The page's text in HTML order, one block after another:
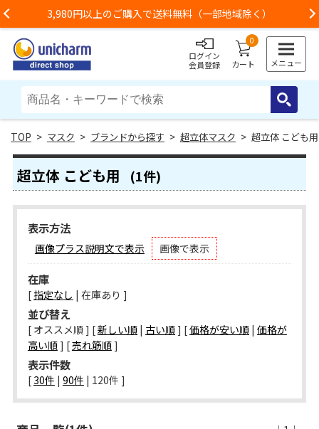
Previous3,980円以上のご購入で送料無料（一部地域除く）
ログイン
会員登録
0
カート メニュー
> マスク > ブランドから探す > 超立体マスク > 超立体 こども用
超立体 こども用 (1件)
表示方法
画像プラス説明文で表示 画像で表示
在庫
[ 指定なし | 在庫あり ]
並び替え
[ オススメ順 ] [新しい順| 古い順] [価格が安い順| 価格が
高い順] [売れ筋順]
表示件数
[ 30件 | 90件 | 120件 ]